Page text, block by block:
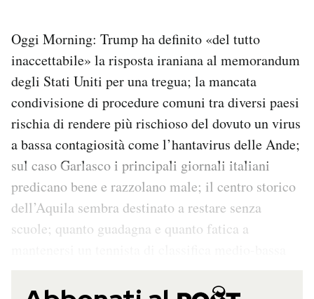
CALENDARIO
AREA PERSONALE
Entra
Oggi Morning: Trump ha definito «del tutto
inaccettabile» la risposta iraniana al memorandum
degli Stati Uniti per una tregua; la mancata
condivisione di procedure comuni tra diversi paesi
rischia di rendere più rischioso del dovuto un virus
a bassa contagiosità come l’hantavirus delle Ande;
sul caso Garlasco i principali giornali italiani
predicano bene e razzolano male; il centro storico
dell’Aquila sembra destinato a restare senza
scuole; quanto guadagna e quanto fatica a